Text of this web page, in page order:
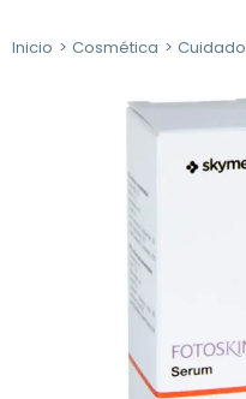
Inicio Cosmética